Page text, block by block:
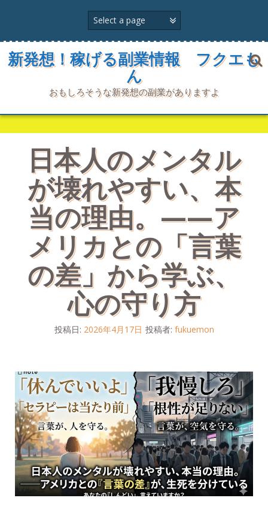
ン
プ
新発想！稼げる副業情報 フクエも
ん
おもしろそうな新発想の副業がありますよ
日本人のメンタル
が壊れやすい、本
当の理由。——ア
メリカとの「言葉
の差」から学ぶ、
心の守り方
投稿日: 2026年4月17日 投稿者: fukuemon